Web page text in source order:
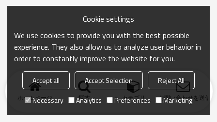
ホームページ 探す カテゴリ お問い合わせを送信
Cookie settings
We use cookies to provide you with the best possible
experience. They also allow us to analyze user behavior in
order to constantly improve the website for you.
Accept all Accept Selection
Reject All
Necessary
Analytics Preferences Marketing